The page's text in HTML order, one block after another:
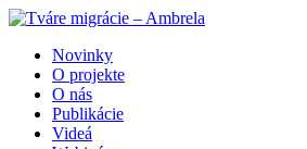
Novinky
O projekte
O nás
Publikácie
Videá